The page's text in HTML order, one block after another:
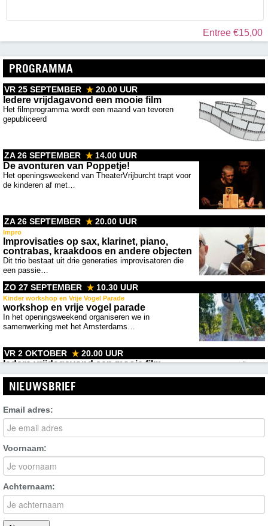
Entree €15,00
PROGRAMMA
VR 25 SEPTEMBER 20.00 UUR
Iedere vrijdagavond een mooie film
Het filmprogramma wordt een maand van tevoren
gepubliceerd
ZA 26 SEPTEMBER 14.00 UUR
De avonturen van Poppetje!
Het openingsweekend van TheaterVrijburcht trapt voor
de kinderen af met…
ZA 26 SEPTEMBER 20.00 UUR
Impro
Improvisaties op sax, klarinet, piano,
contrabas, kraakdoos en andere objecten
Dit trio bestaat uit drie generaties improvisatoren die
een passie…
ZO 27 SEPTEMBER 10.30 UUR
Kinder workshop en Vrije Vogel Parade
workshop en vrije vogel parade
In het openingsweekend organiseren we in
samenwerking met het Amsterdams…
VR 2 OKTOBER 20.00 UUR
Iedere vrijdagavond een mooie film
Het filmprogramma wordt een maand van tevoren
gepubliceerd
ZO 4 OKTOBER 15.00 UUR
IJburg Doe je mee
Film, muziek of theater in samenwerking met IJburg
Doe Je…
VR 9 OKTOBER
Iedere vrijdagavond een mooie film
Het filmprogramma wordt een maand van tevoren
gepubliceerd
NIEUWSBRIEF
Email adres:
Voornaam:
Achternaam: